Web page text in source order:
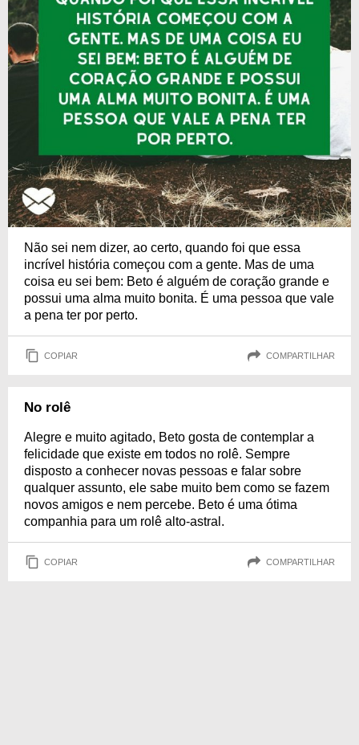
Não sei nem dizer, ao certo, quando foi que essa
incrível história começou com a gente. Mas de uma
coisa eu sei bem: Beto é alguém de coração grande e
possui uma alma muito bonita. É uma pessoa que vale
a pena ter por perto.
COPIAR COMPARTILHAR
No rolê
Alegre e muito agitado, Beto gosta de contemplar a
felicidade que existe em todos no rolê. Sempre
disposto a conhecer novas pessoas e falar sobre
qualquer assunto, ele sabe muito bem como se fazem
novos amigos e nem percebe. Beto é uma ótima
companhia para um rolê alto-astral.
COPIAR COMPARTILHAR